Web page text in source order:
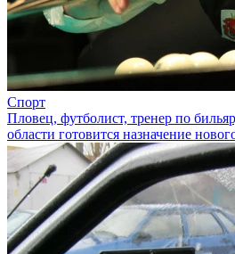
Спорт
Пловец, футболист, тренер по
области готовится назначение